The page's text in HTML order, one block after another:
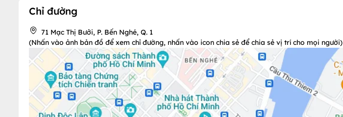
Chỉ đường
71 Mạc Thị Bưởi, P. Bến Nghé, Q. 1
(Nhấn vào ảnh bản đồ để xem chỉ đường, nhấn vào icon chia sẻ để chia sẻ vị trí cho mọi người)